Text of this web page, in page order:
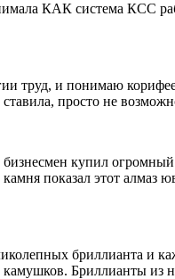
КАК система КСС
труд, и понимаю
просто не
купил
показал этот алмаз
бриллианта и
Бриллианты из